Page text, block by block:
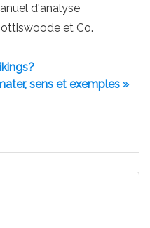
d'analyse
et Co.
sens et exemples »